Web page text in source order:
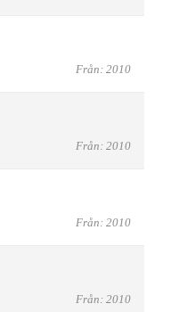
Från: 2010
Från: 2010
Från: 2010
Från: 2010